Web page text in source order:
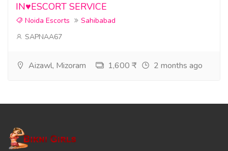
IN♥️ESCORT SERVICE
Noida Escorts
Sahibabad
SAPNAA67
Aizawl, Mizoram 1,600 ₹ 2 months ago